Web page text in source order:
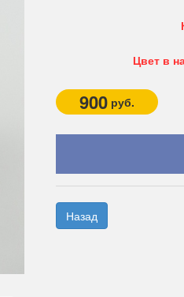
Цвет в
900 руб.
Назад